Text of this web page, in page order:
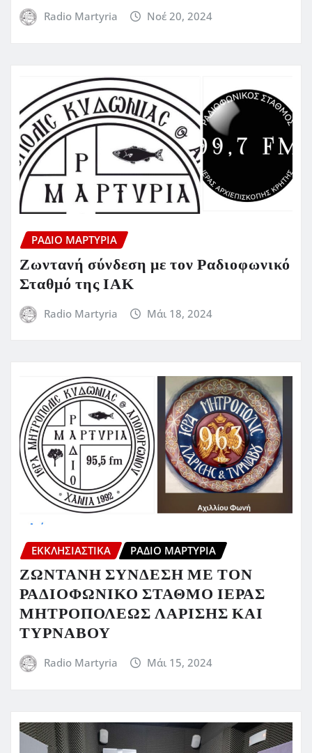
Radio Martyria Νοέ 20, 2024
ΡΆΔΙΟ ΜΑΡΤΥΡΊΑ
Ζωντανή σύνδεση με τον Ραδιοφωνικό
Σταθμό της ΙΑΚ
Radio Martyria Μάι 18, 2024
ΕΚΚΛΗΣΙΑΣΤΙΚΆ ΡΆΔΙΟ ΜΑΡΤΥΡΊΑ
ΖΩΝΤΑΝΗ ΣΥΝΔΕΣΗ ΜΕ ΤΟΝ
ΡΑΔΙΟΦΩΝΙΚΟ ΣΤΑΘΜΟ ΙΕΡΑΣ
ΜΗΤΡΟΠΟΛΕΩΣ ΛΑΡΙΣΗΣ ΚΑΙ
ΤΥΡΝΑΒΟΥ
Radio Martyria Μάι 15, 2024